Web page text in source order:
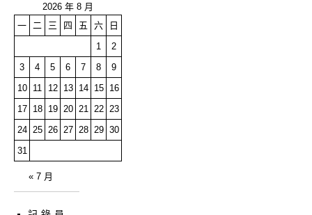
2026 年 8 月
一
二 三 四 五 六
日
1
2
3
4 5 6 7 8
9
10
11 12 13 14 15
16
17
18 19 20 21 22
23
24
25 26 27 28 29 30
31
« 7 月